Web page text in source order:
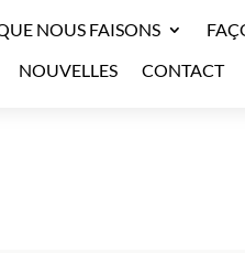
NOUS FAISONS
NOUVELLES
CONTACT